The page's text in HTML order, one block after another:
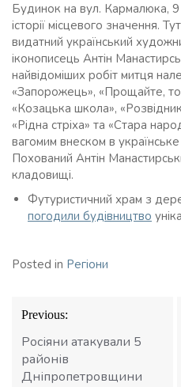
Будинок на вул. Кармалюка, 9
історії місцевого значення.
видатний український
іконописець Антін
найвідоміших робіт митця
«Запорожець», «Прощайте,
«Козацька школа»,
«Рідна стріха» та «Стара
вагомим внеском в
Похований Антін
кладовищі.
Футуристичний храм з
погодили будівництво
Posted in Регіони
Навігація
записів
Previous:
Росіяни атакували 5
районів
Дніпропетровщини